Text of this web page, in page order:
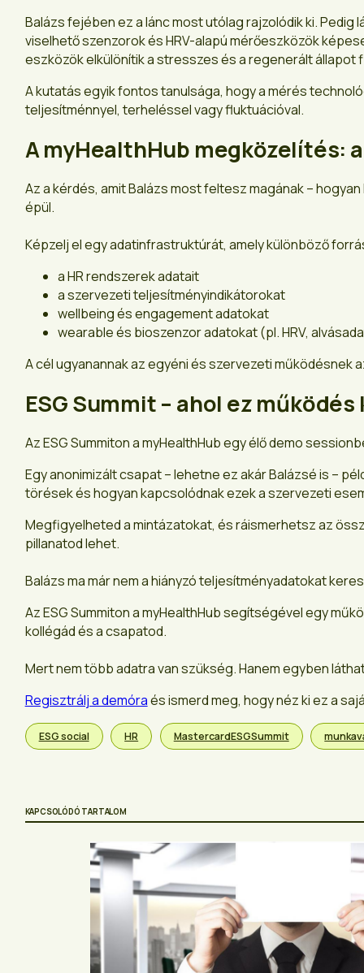
Balázs fejében ez a lánc most utólag rajzolódik ki.
viselhető szenzorok és HRV-alapú mérőeszközök
eszközök elkülönítik a stresszes és a regenerált állapot
A kutatás egyik fontos tanulsága, hogy a mérés
teljesítménnyel, terheléssel vagy fluktuációval.
A myHealthHub megközelítés:
Az a kérdés, amit Balázs most feltesz magának –
épül.
Képzelj el egy adatinfrastruktúrát, amely különböző
a HR rendszerek adatait
a szervezeti teljesítményindikátorokat
wellbeing és engagement adatokat
wearable és bioszenzor adatokat (pl. HRV,
A cél ugyanannak az egyéni és szervezeti
ESG Summit – ahol ez
Az ESG Summiton a myHealthHub egy élő demo
Egy anonimizált csapat – lehetne ez akár Balázsé is –
törések és hogyan kapcsolódnak ezek a szervezeti
Megfigyelheted a mintázatokat, és ráismerhetsz az
pillanatod lehet.
Balázs ma már nem a hiányzó teljesítményadatokat
Az ESG Summiton a myHealthHub segítségével egy
kollégád és a csapatod.
Mert nem több adatra van szükség. Hanem egyben
Regisztrálj a demóraés ismerd meg, hogy néz ki ez a
ESG social HR MastercardESGSummit
KAPCSOLÓDÓ TARTALOM